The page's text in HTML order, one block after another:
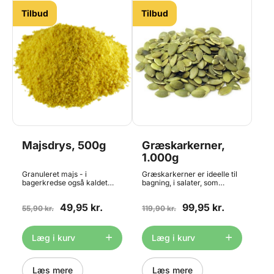
Tilbud
Majsdrys, 500g
Granuleret majs - i
bagerkredse også kaldet
og egner sig godt til drys
dejen. Det helt rigtige til at
toppe majsstykker af med.
Indeholder 500g fordelt i 2
poser á 250g
55,90 kr. 49,95 kr.
Læg i kurv
Læs mere
Tilbud
Græskarkerner,
1.000g
Græskarkerner er ideelle til
bagning, i salater, som
Kernerne er rige på protein
at give en god
mæthedsfornemmelse.
Desuden indeholder de
meget magnesium, hvilket er
godt for vores knogler og
samtidig forbedrer
119,90 kr. 99,95 kr.
Læg i kurv
Læs mere